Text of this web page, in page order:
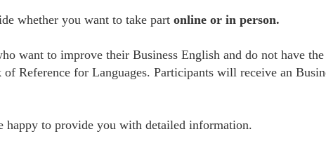
whether you want to take part online or in person.
want to improve their Business English and do not have
Reference for Languages. Participants will receive an
to provide you with detailed information.